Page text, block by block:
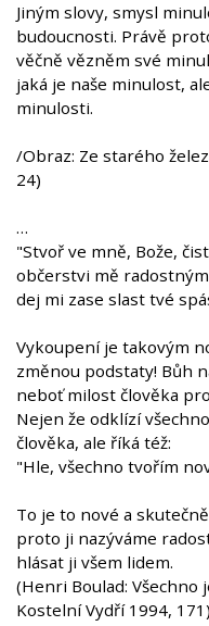
Jiným slovy, smysl
budoucnosti. Právě
věčně vězněm své
jaká je naše minulost,
minulosti.
/Obraz: Ze starého
24)
…
"Stvoř ve mně, Bože,
občerstvi mě
dej mi zase slast tvé
Vykoupení je takovým
změnou podstaty! Bůh
neboť milost člověka
Nejen že odklízí
člověka, ale říká též:
"Hle, všechno tvořím
To je to nové a
proto ji nazýváme
hlásat ji všem lidem.
(Henri Boulad: Všechno
Kostelní Vydří 1994, 171)